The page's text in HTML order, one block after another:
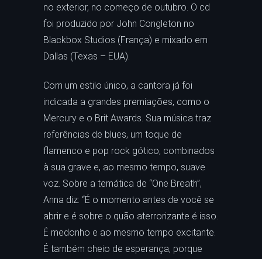
no exterior, no começo de outubro. O cd
foi produzido por John Congleton no
Blackbox Studios (França) e mixado em
Dallas (Texas – EUA).
Com um estilo único, a cantora já foi
indicada a grandes premiações, como o
Mercury e o Brit Awards. Sua música traz
referências de blues, um toque de
flamenco e pop rock gótico, combinados
à sua grave e, ao mesmo tempo, suave
voz. Sobre a temática de “One Breath”,
Anna diz: “É o momento antes de você se
abrir e é sobre o quão aterrorizante é isso.
É medonho e ao mesmo tempo excitante.
É também cheio de esperança, porque